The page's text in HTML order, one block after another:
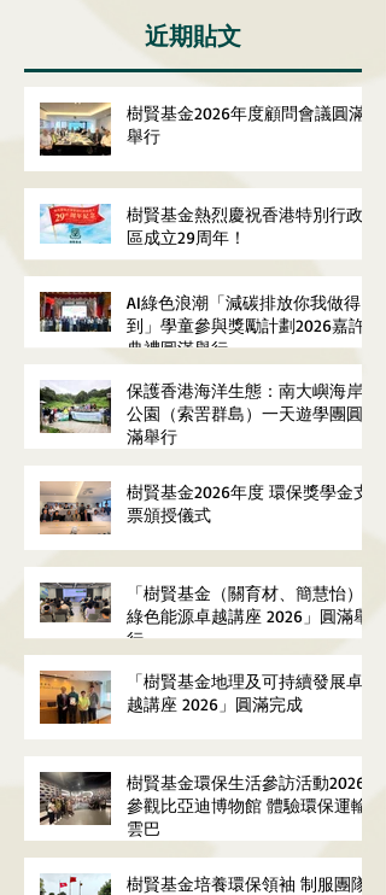
近期貼文
樹賢基金2026年度顧問會議圓滿
舉行
樹賢基金熱烈慶祝香港特別行政
區成立29周年！
AI綠色浪潮「減碳排放你我做得
到」學童參與獎勵計劃2026嘉許
典禮圓滿舉行
保護香港海洋生態：南大嶼海岸
公園（索罟群島）一天遊學團圓
滿舉行
樹賢基金2026年度 環保獎學金支
票頒授儀式
「樹賢基金（關育材、簡慧怡）
綠色能源卓越講座 2026」圓滿舉
行
「樹賢基金地理及可持續發展卓
越講座 2026」圓滿完成
樹賢基金環保生活參訪活動2026
參觀比亞迪博物館 體驗環保運輸
雲巴
樹賢基金培養環保領袖 制服團隊